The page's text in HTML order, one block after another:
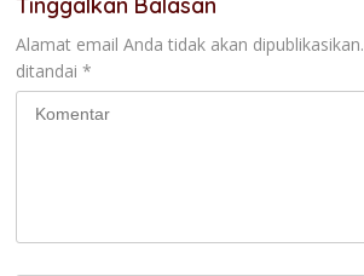
Tinggalkan Balasan
Alamat email Anda tidak akan dipublikasikan.
ditandai *